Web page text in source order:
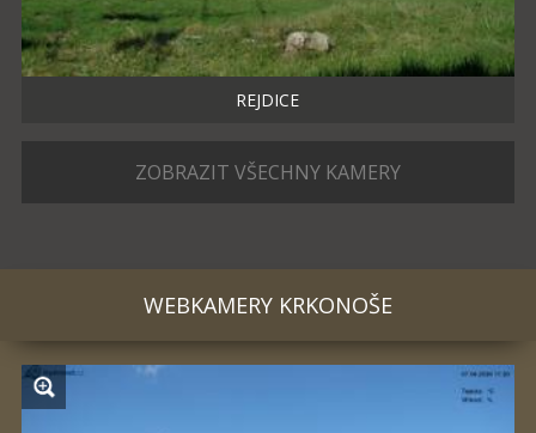
REJDICE
ZOBRAZIT VŠECHNY KAMERY
WEBKAMERY KRKONOŠE